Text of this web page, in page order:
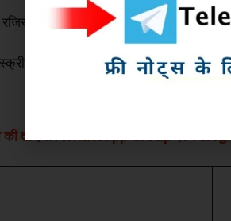
करें एवं ओटीपी दर्ज करें
पर दिख रहे Download पर क्लिक
की तो हमारे Whatsapp Group एवं